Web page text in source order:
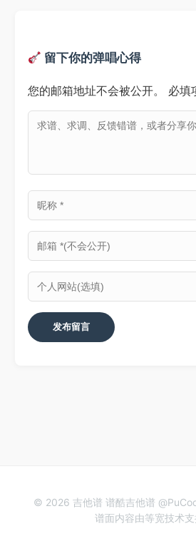
留下你的弹唱心得
您的邮箱地址不会被公开。 必填
© 2026 吉他谱 谱酷吉他谱
谱面内容由等宽技术